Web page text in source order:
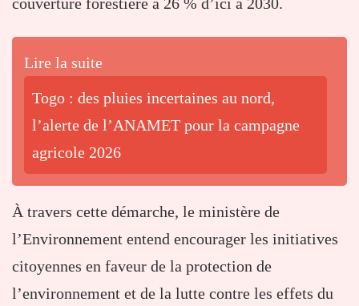
Lire la suite
Togo : des pluies incertaines au nord,
l’alerte de l’ANAMET pour la campagne
agricole 2026
À travers cette démarche, le ministère de
l’Environnement entend encourager les initiatives
citoyennes en faveur de la protection de
l’environnement et de la lutte contre les effets du